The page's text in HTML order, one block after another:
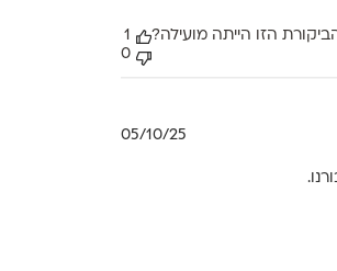
הזו הייתה מועילה?
1
0
תאריך05/10/25